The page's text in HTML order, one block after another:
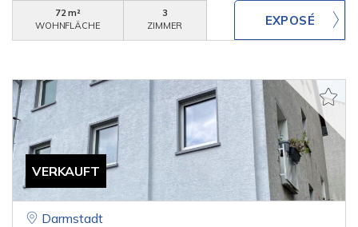
72 m²
WOHNFLÄCHE
3
ZIMMER
VERKAUFT
Darmstadt